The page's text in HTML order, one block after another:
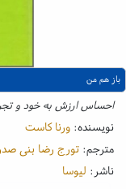
باز هم من
احساس ارزش به خود و
نویسنده: ورنا کاست
مترجم: تورج رضا بنی صدر
ناشر: لیوسا